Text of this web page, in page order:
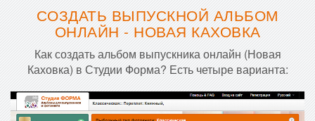
СОЗДАТЬ ВЫПУСКНОЙ АЛЬБОМ
ОНЛАЙН - НОВАЯ КАХОВКА
Как создать альбом выпускника онлайн (Новая
Каховка) в Студии Форма? Есть четыре варианта: